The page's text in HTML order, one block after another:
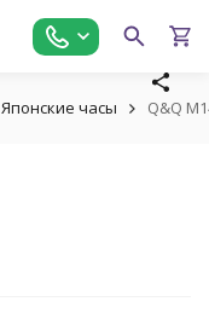
Японские часы Q&Q